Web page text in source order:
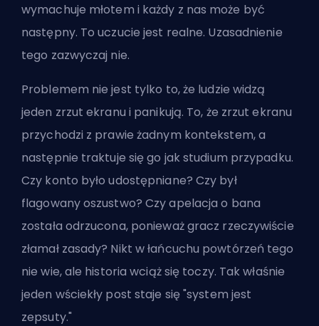
wymachuje młotem i każdy z nas może być
następny. To uczucie jest realne. Uzasadnienie
tego zazwyczaj nie.
Problemem nie jest tylko to, że ludzie widzą
jeden zrzut ekranu i panikują. To, że zrzut ekranu
przychodzi z prawie żadnym kontekstem, a
następnie traktuje się go jak studium przypadku.
Czy konto było udostępniane? Czy był
flagowany oszustwo? Czy apelacja o bana
została odrzucona, ponieważ gracz rzeczywiście
złamał zasady? Nikt w łańcuchu powtórzeń tego
nie wie, ale historia wciąż się toczy. Tak właśnie
jeden wściekły post staje się "system jest
zepsuty."